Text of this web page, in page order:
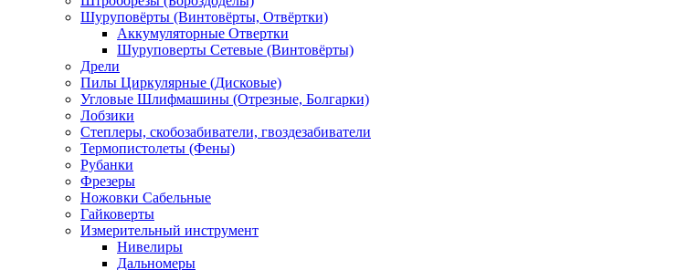
Шуруповёрты (Винтовёрты, Отвёртки)
Аккумуляторные Отвертки
Шуруповерты Сетевые (Винтовёрты)
Дрели
Пилы Циркулярные (Дисковые)
Угловые Шлифмашины (Отрезные, Болгарки)
Лобзики
Степлеры, скобозабиватели, гвоздезабиватели
Термопистолеты (Фены)
Рубанки
Фрезеры
Ножовки Сабельные
Гайковерты
Измерительный инструмент
Нивелиры
Дальномеры